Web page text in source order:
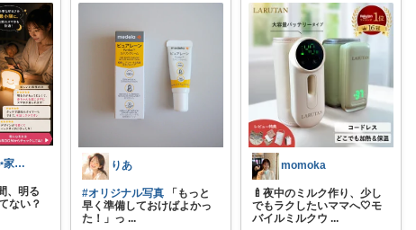
キャピバラ✨家電開発者のオススメROOM
、明る
ない？
りあ
#オリジナル写真 「もっと
早く準備しておけばよかっ
た！」っ ...
momoka
🍼夜中のミルク作り、少し
でもラクしたいママへ🤍モ
バイルミルクウ ...